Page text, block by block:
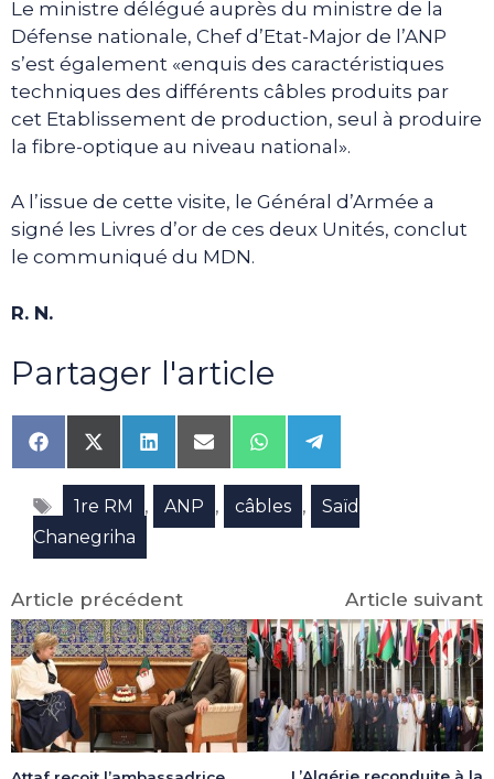
Le ministre délégué auprès du ministre de la
Défense nationale, Chef d’Etat-Major de l’ANP
s’est également «enquis des caractéristiques
techniques des différents câbles produits par
cet Etablissement de production, seul à produire
la fibre-optique au niveau national».
A l’issue de cette visite, le Général d’Armée a
signé les Livres d’or de ces deux Unités, conclut
le communiqué du MDN.
R. N.
Partager l'article
Share
on
Facebook
Share
on
X
(Twitter)
Share
on
LinkedIn
Share
on
Email
Share
on
WhatsApp
Share
on
Telegram
Étiquettes
1re RM , ANP , câbles ,
Saïd
Chanegriha
Article précédent Article suivant
L’Algérie reconduite à la